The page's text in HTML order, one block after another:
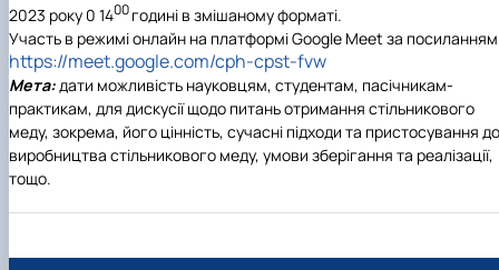
2023 року 0 1400годині в змішаному форматі.
Участь в режимі онлайн на платформі Google Meet за
https://meet.google.com/cph-cpst-fvw
Мета:дати можливість науковцям, студентам, пасічникам-
практикам, для дискусії щодо питань отримання стільникового
меду, зокрема, його цінність, сучасні підходи та пристосування до
виробництва стільникового меду, умови зберігання та реалізації,
тощо.